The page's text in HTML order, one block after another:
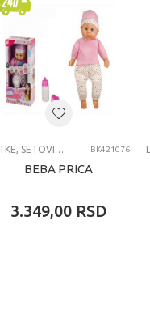
LUTKE, SETOVI, DODACI I OPREMA BK421076
BEBA PRICA
3.349,00 RSD